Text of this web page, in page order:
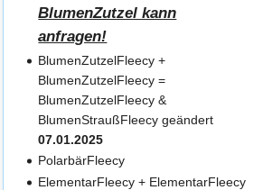
BlumenZutzel kann
anfragen!
BlumenZutzelFleecy +
BlumenZutzelFleecy =
BlumenZutzelFleecy &
BlumenStraußFleecy geändert
07.01.2025
PolarbärFleecy
ElementarFleecy + ElementarFleecy